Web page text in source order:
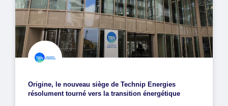
Origine, le nouveau siège de Technip Energies
résolument tourné vers la transition énergétique